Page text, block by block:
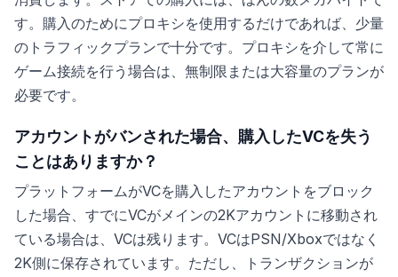
す。購入のためにプロキシを使用するだけであれば、少量
のトラフィックプランで十分です。プロキシを介して常に
ゲーム接続を行う場合は、無制限または大容量のプランが
必要です。
アカウントがバンされた場合、購入したVCを失う
ことはありますか？
プラットフォームがVCを購入したアカウントをブロック
した場合、すでにVCがメインの2Kアカウントに移動され
ている場合は、VCは残ります。VCはPSN/Xboxではなく
2K側に保存されています。ただし、トランザクションが